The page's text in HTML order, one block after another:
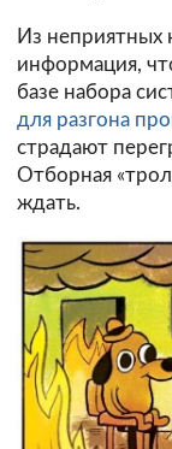
Из неприятных
информация,
базе набора
для разгона
страдают
Отборная
ждать.